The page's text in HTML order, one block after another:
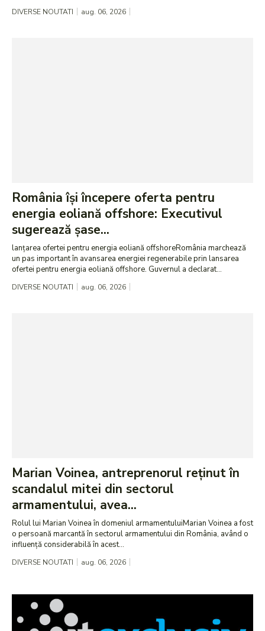
DIVERSE NOUTATI aug. 06, 2026
România își începere oferta pentru
energia eoliană offshore: Executivul
sugerează șase...
lanțarea ofertei pentru energia eoliană offshoreRomânia marchează
un pas important în avansarea energiei regenerabile prin lansarea
ofertei pentru energia eoliană offshore. Guvernul a declarat...
DIVERSE NOUTATI aug. 06, 2026
Marian Voinea, antreprenorul reținut în
scandalul mitei din sectorul
armamentului, avea...
Rolul lui Marian Voinea în domeniul armamentuluiMarian Voinea a fost
o persoană marcantă în sectorul armamentului din România, având o
influență considerabilă în acest...
DIVERSE NOUTATI aug. 06, 2026